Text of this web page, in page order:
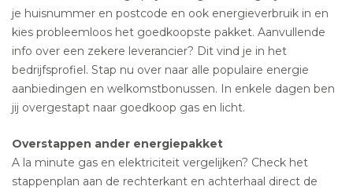
je huisnummer en postcode en ook energieverbruik in en
kies probleemloos het goedkoopste pakket. Aanvullende
info over een zekere leverancier? Dit vind je in het
bedrijfsprofiel. Stap nu over naar alle populaire energie
aanbiedingen en welkomstbonussen. In enkele dagen ben
jij overgestapt naar goedkoop gas en licht.
Overstappen ander energiepakket
A la minute gas en elektriciteit vergelijken? Check het
stappenplan aan de rechterkant en achterhaal direct de